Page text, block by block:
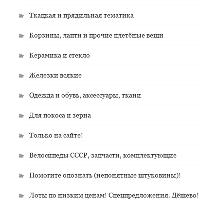
Ткацкая и прядильная тематика
Корзины, лапти и прочие плетёные вещи
Керамика и стекло
Железки всякие
Одежда и обувь, аксессуары, ткани
Для покоса и зерна
Только на сайте!
Велосипеды СССР, запчасти, комплектующие
Помогите опознать (непонятные штуковины)!
Лоты по низким ценам! Спецпредложения. Дёшево!